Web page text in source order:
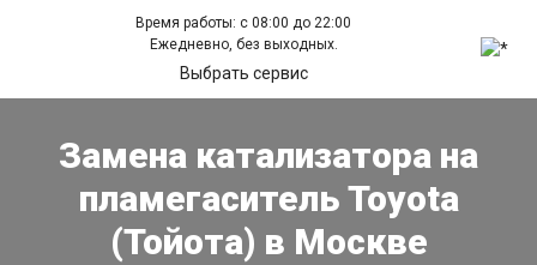
Время работы: с 08:00 до 22:00
Ежедневно, без выходных.
Выбрать сервис
Замена катализатора на
пламегаситель Toyota
(Тойота) в Москве